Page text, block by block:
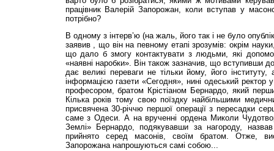
працівник Валерій Запорожан, коли вступав у
потрібно?
В одному з інтерв’ю (на жаль, його так і не було
заявив , що він на певному етапі зрозумів: окрім
що дало б змогу контактувати з людьми, які
«наявні наробки». Він також зазначив, що вступивши
дає великі переваги не тільки йому, його
інформацією газети «Сегодня», нині одеський ректор
професором, братом Крістіаном Бернардо, який
Кілька років тому свою поїздку найбільшими
присвячена 30-річчю першої операції з пересадки
саме з Одеси. А на врученні ордена Миколи
Землі» Бернардо, подякувавши за нагороду,
прийнято серед масонів, своїм братом. Отже,
Запорожана напрошуються самі собою...